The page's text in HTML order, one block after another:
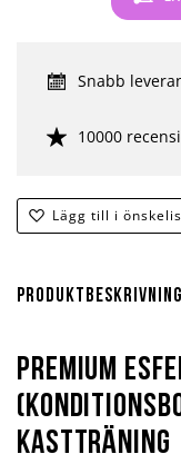
Lägg till i
Snabb
10000
Produktbeskrivning
Premium
kastträning